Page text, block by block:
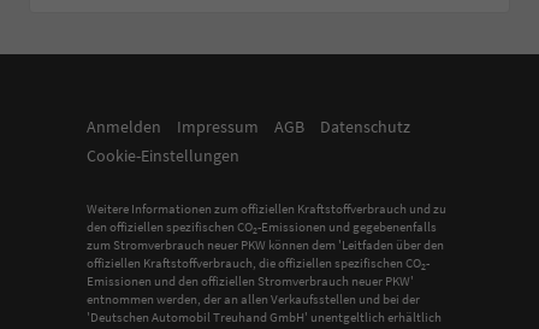
Anmelden Impressum AGB
Datenschutz
Cookie-Einstellungen
Weitere Informationen zum offiziellen Kraftstoffverbrauch und zu
den offiziellen spezifischen CO2-Emissionen und gegebenenfalls
zum Stromverbrauch neuer PKW können dem 'Leitfaden über den
offiziellen Kraftstoffverbrauch, die offiziellen spezifischen CO2-
Emissionen und den offiziellen Stromverbrauch neuer PKW'
entnommen werden, der an allen Verkaufsstellen und bei der
'Deutschen Automobil Treuhand GmbH' unentgeltlich erhältlich